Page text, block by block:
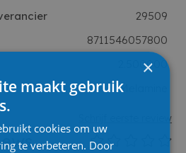
29509
8711546057800
2.500000
Melamine
Schrijf eerste review
×
maakt gebruik
cookies om uw
te verbeteren. Door